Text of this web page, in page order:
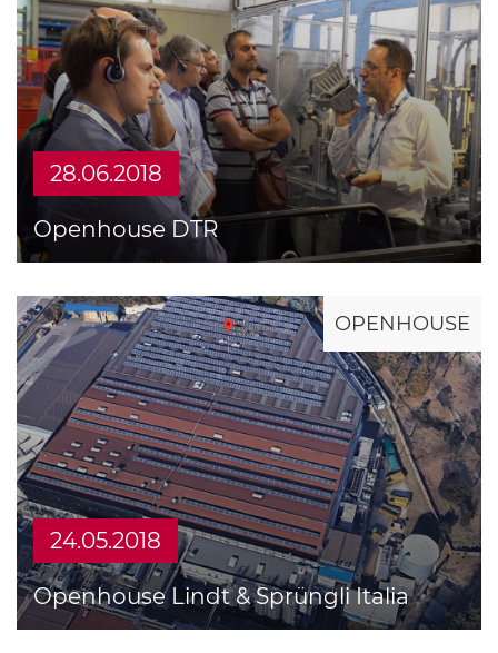
28.06.2018
Openhouse DTR
OPENHOUSE
24.05.2018
Openhouse Lindt & Sprüngli Italia